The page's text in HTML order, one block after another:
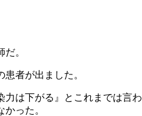
。
者が出ました。
は下がる』とこれまでは
った。